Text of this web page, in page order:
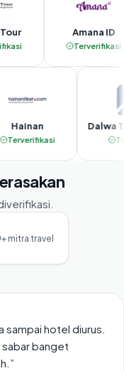
Amana ID
Terverifikasi
Hainan
Terverifikasi
mitra travel
sampai hotel diurus.
banget
”